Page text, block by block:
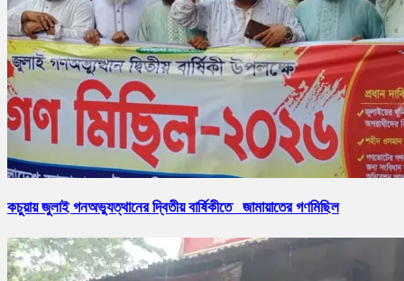
কচুয়ায় জুলাই গনঅভ্যুত্থানের দ্বিতীয় বার্ষিকীতে জামায়াতের গণমিছিল